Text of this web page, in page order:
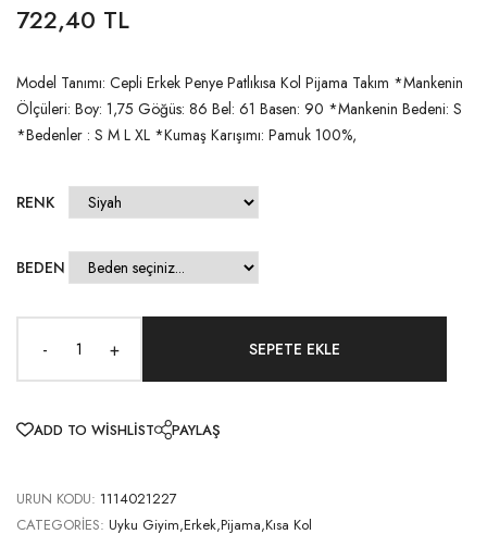
722,40 TL
Model Tanımı: Cepli Erkek Penye Patlıkısa Kol Pijama Takım *Mankenin
Ölçüleri: Boy: 1,75 Göğüs: 86 Bel: 61 Basen: 90 *Mankenin Bedeni: S
*Bedenler : S M L XL *Kumaş Karışımı: Pamuk 100%,
RENK
BEDEN
- +
ADD TO WISHLIST PAYLAŞ
URUN KODU: 1114021227
CATEGORIES: Uyku Giyim,Erkek,Pijama,Kısa Kol